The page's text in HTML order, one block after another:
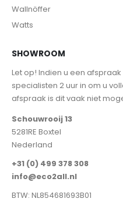
Wallnöffer
Watts
SHOWROOM
Let op! Indien u een
specialisten 2 uur in om u
afspraak is dit vaak niet
Schouwrooij 13
5281RE Boxtel
Nederland
+31 (0) 499 378 308
info@eco2all.nl
BTW: NL854681693B01